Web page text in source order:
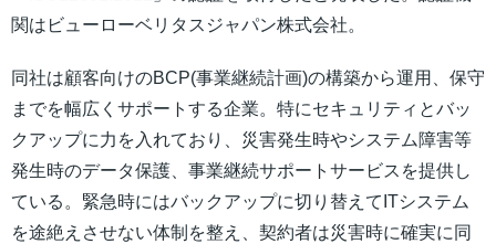
関はビューローベリタスジャパン株式会社。
同社は顧客向けのBCP(事業継続計画)の構築から運用、保守
までを幅広くサポートする企業。特にセキュリティとバッ
クアップに力を入れており、災害発生時やシステム障害等
発生時のデータ保護、事業継続サポートサービスを提供し
ている。緊急時にはバックアップに切り替えてITシステム
を途絶えさせない体制を整え、契約者は災害時に確実に同